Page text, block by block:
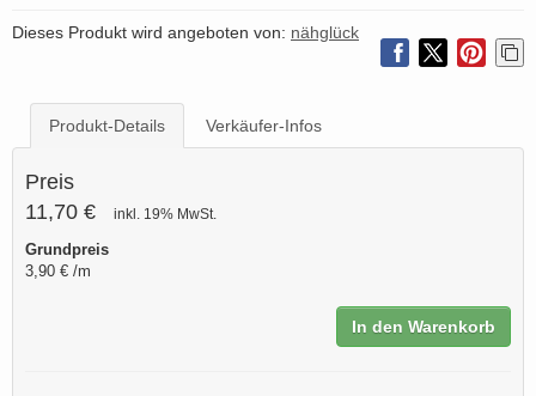
Dieses Produkt wird angeboten von: nähglück
Produkt-Details Verkäufer-Infos
Preis
11,70 €
inkl. 19% MwSt.
Grundpreis
3,90 € /m
In den Warenkorb